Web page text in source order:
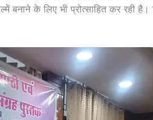
बनाने के लिए भी प्रोत्साहित कर रही